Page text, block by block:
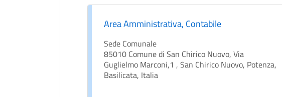
Area Amministrativa, Contabile
Sede Comunale
85010 Comune di San Chirico Nuovo, Via
Guglielmo Marconi,1 , San Chirico Nuovo, Potenza,
Basilicata, Italia